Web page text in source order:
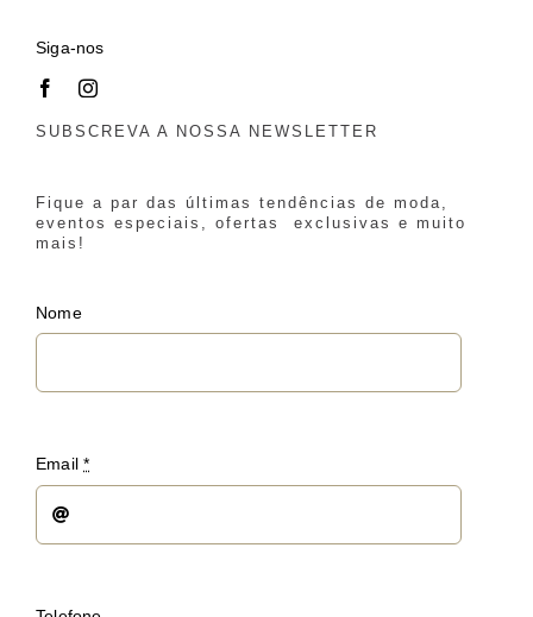
Siga-nos
SUBSCREVA A NOSSA NEWSLETTER
Fique a par das últimas tendências de moda,
eventos especiais, ofertas exclusivas e muito
mais!
Nome
Email*